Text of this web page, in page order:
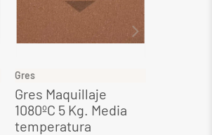
Gres
Gres Maquillaje
1080ºC 5 Kg. Media
temperatura